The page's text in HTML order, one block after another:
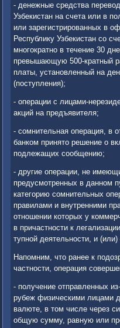
- денежные средства
Узбекистан на счета или в
или зарегистрированных в
Республику Узбекистан со
многократно в течение 30
превышающую 500-кратный
платы, установленный на
(поступления);
- операции с лицами-
акций на предъявителя;
- сомнительная операция, в
банком принято решение о
подлежащих со­общению;
- другие операции, не
предусмотрен­ных в данном
категорию сомнительных
правилами и внутренними
отношении которых у
в причастности к
тупной деятельности, и
Напомним, что ранее к
частности, операция
- получение отправленных
рубеж физическими лицами
валюте, в том числе через
общую сумму, равную или